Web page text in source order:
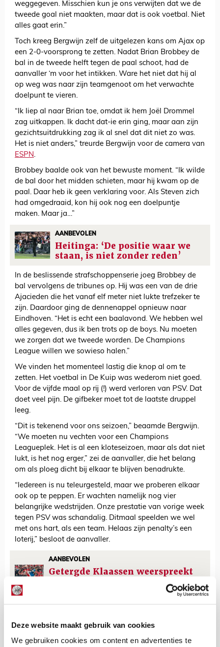
Deze website maakt gebruik van cookies
We gebruiken cookies om content en advertenties te
weggegeven. Misschien kun je ons verwijten dat we de
tweede goal niet maakten, maar dat is ook voetbal. Niet
alles gaat erin.”
Toch kreeg Bergwijn zelf de uitgelezen kans om Ajax op
een 2-0-voorsprong te zetten. Nadat Brian Brobbey de
bal in de tweede helft tegen de paal schoot, had de
aanvaller ‘m voor het intikken. Ware het niet dat hij al
op weg was naar zijn teamgenoot om het verwachte
doelpunt te vieren.
“Ik liep al naar Brian toe, omdat ik hem Joël Drommel
zag uitkappen. Ik dacht dat-ie erin ging, maar aan zijn
gezichtsuitdrukking zag ik al snel dat dit niet zo was.
Het is niet anders,” treurde Bergwijn voor de camera van
ESPN.
Brobbey baalde ook van het bewuste moment. “Ik wilde
de bal door het midden schieten, maar hij kwam op de
paal. Daar heb ik geen verklaring voor. Als Steven zich
had omgedraaid, kon hij ook nog een doelpuntje
maken. Maar ja…”
AANBEVOLEN
Heitinga: ‘De positie waar we
staan, is niet zonder reden’
In de beslissende strafschoppenserie joeg Brobbey de
bal vervolgens de tribunes op. Hij was een van de drie
Ajacieden die het vanaf elf meter niet lukte trefzeker te
zijn. Daardoor ging de dennenappel opnieuw naar
Eindhoven. “Het is echt een baalavond. We hebben wel
alles gegeven, dus ik ben trots op de boys. Nu moeten
we zorgen dat we tweede worden. De Champions
League willen we sowieso halen.”
We vinden het momenteel lastig die knop al om te
zetten. Het voetbal in De Kuip was wederom niet goed.
Voor de vijfde maal op rij (!) werd verloren van PSV. Dat
doet veel pijn. De gifbeker moet tot de laatste druppel
leeg.
“Dit is tekenend voor ons seizoen,” beaamde Bergwijn.
“We moeten nu vechten voor een Champions
Leagueplek. Het is al een kloteseizoen, maar als dat niet
lukt, is het nog erger,” zei de aanvaller, die het belang
om als ploeg dicht bij elkaar te blijven benadrukte.
“Iedereen is nu teleurgesteld, maar we proberen elkaar
ook op te peppen. Er wachten namelijk nog vier
belangrijke wedstrijden. Onze prestatie van vorige week
tegen PSV was schandalig. Ditmaal speelden we wel
met ons hart, als een team. Helaas zijn penalty’s een
loterij,” besloot de aanvaller.
AANBEVOLEN
Getergde Klaassen weerspreekt
toneelspel tijdens opgefokte
De Redactie
Bekijk alle berichten van De Redactie